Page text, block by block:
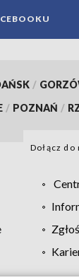
/
/ POZNAŃ /
Dołącz do